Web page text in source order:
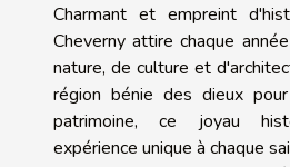
Charmant et empreint
Cheverny attire chaque
nature, de culture et
région bénie des dieux
patrimoine, ce joyau
expérience unique à chaque